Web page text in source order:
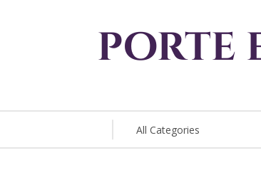
porte